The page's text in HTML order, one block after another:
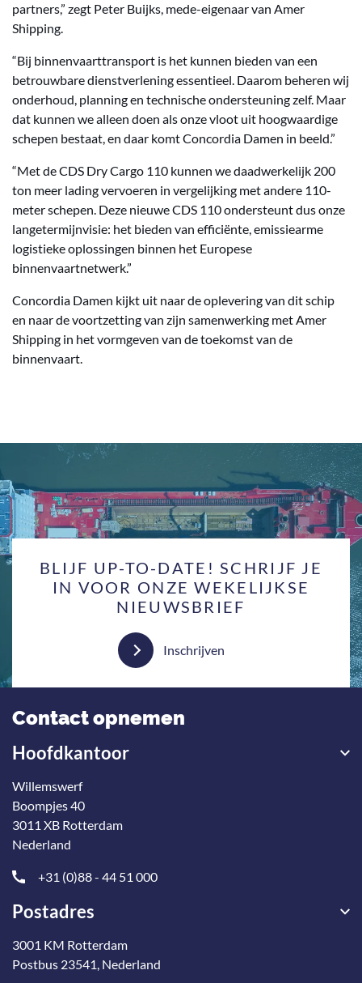
partners,” zegt Peter Buijks, mede-eigenaar van Amer
Shipping.
“Bij binnenvaarttransport is het kunnen bieden van een
betrouwbare dienstverlening essentieel. Daarom beheren wij
onderhoud, planning en technische ondersteuning zelf. Maar
dat kunnen we alleen doen als onze vloot uit hoogwaardige
schepen bestaat, en daar komt Concordia Damen in beeld.”
“Met de CDS Dry Cargo 110 kunnen we daadwerkelijk 200
ton meer lading vervoeren in vergelijking met andere 110-
meter schepen. Deze nieuwe CDS 110 ondersteunt dus onze
langetermijnvisie: het bieden van efficiënte, emissiearme
logistieke oplossingen binnen het Europese
binnenvaartnetwerk.”
Concordia Damen kijkt uit naar de oplevering van dit schip
en naar de voortzetting van zijn samenwerking met Amer
Shipping in het vormgeven van de toekomst van de
binnenvaart.
BLIJF UP-TO-DATE! SCHRIJF JE
IN VOOR ONZE WEKELIJKSE
NIEUWSBRIEF
Inschrijven
Contact opnemen
Hoofdkantoor
Willemswerf
Boompjes 40
3011 XB Rotterdam
Nederland
+31 (0)88 - 44 51 000
Postadres
3001 KM Rotterdam
Postbus 23541, Nederland